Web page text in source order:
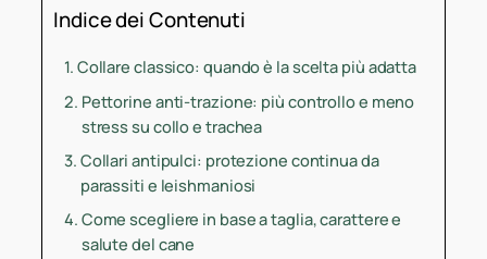
Indice dei Contenuti
Collare classico: quando è la scelta più adatta
Pettorine anti-trazione: più controllo e meno
stress su collo e trachea
Collari antipulci: protezione continua da
parassiti e leishmaniosi
Come scegliere in base a taglia, carattere e
salute del cane